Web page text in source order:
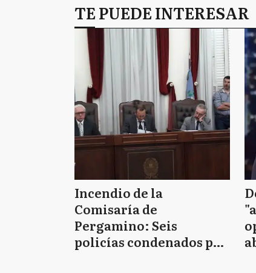
TE PUEDE INTERESAR
Incendio de la
Comisaría de
Pergamino: Seis
policías condenados por